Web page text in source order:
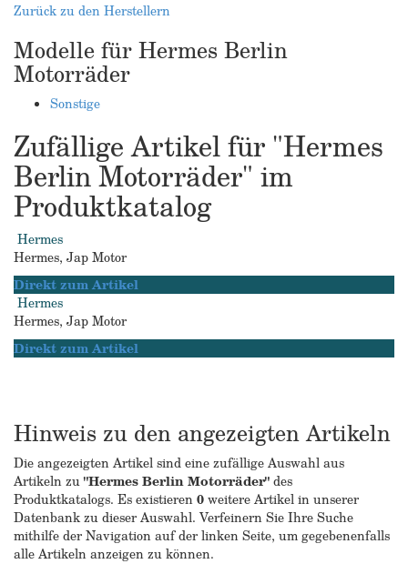
Zurück zu den Herstellern
Modelle für Hermes Berlin
Motorräder
Sonstige
Zufällige Artikel für "Hermes
Berlin Motorräder" im
Produktkatalog
Hermes
Hermes, Jap Motor
Direkt zum Artikel
Hermes
Hermes, Jap Motor
Direkt zum Artikel
Hinweis zu den angezeigten Artikeln
Die angezeigten Artikel sind eine zufällige Auswahl aus
Artikeln zu"Hermes Berlin Motorräder"des
Produktkatalogs. Es existieren0weitere Artikel in unserer
Datenbank zu dieser Auswahl. Verfeinern Sie Ihre Suche
mithilfe der Navigation auf der linken Seite, um gegebenenfalls
alle Artikeln anzeigen zu können.